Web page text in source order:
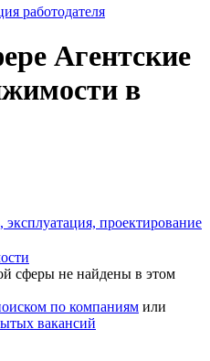
работодателя
Агентские
в
проектирование
сферы не найдены в этом
по компаниям или
вакансий